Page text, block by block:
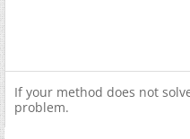
If your method does not
problem.